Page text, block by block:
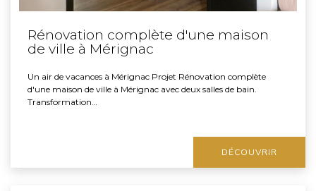
Rénovation complète d'une maison
de ville à Mérignac
Un air de vacances à Mérignac Projet Rénovation complète
d'une maison de ville à Mérignac avec deux salles de bain.
Transformation…
DÉCOUVRIR